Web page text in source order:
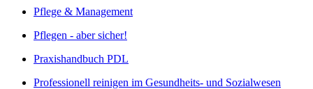
Pflege & Management
Pflegen - aber sicher!
Praxishandbuch PDL
Professionell reinigen im Gesundheits- und Sozialwesen